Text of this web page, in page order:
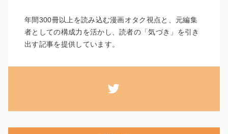
年間300冊以上を読み込む漫画オタク視点と、元編集
者としての構成力を活かし、読者の「気づき」を引き
出す記事を提供しています。